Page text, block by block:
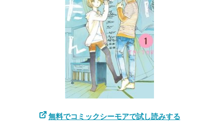
無料でコミックシーモアで試し読みする